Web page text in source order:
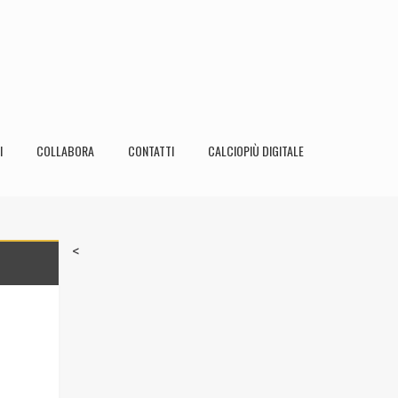
COLLABORA CONTATTI CALCIOPIÙ DIGITALE
<